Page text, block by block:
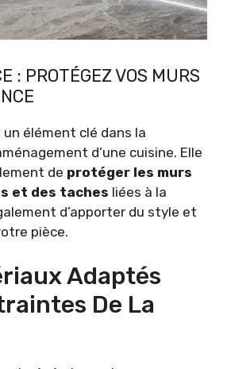
: PROTÉGEZ VOS MURS
élément clé dans la
d’une cuisine. Elle
de protéger les murs
et des taches liées à la
d’apporter du style et
pièce.
Adaptés
De La